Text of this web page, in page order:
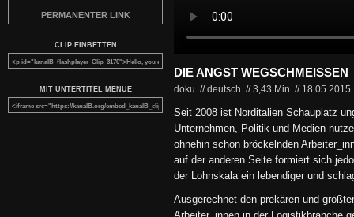
PERMANENTER LINK
CLIP EINBETTEN
MIT UNTERTITEL MENUE
DIE ANGST WEGSCHMEISSEN
doku // deutsch //3,43 Min // 18.05.2015
Seit 2008 ist Norditalien Schauplatz
Unternehmen, Politik und Medien
ohnehin schon bröckelnden
auf der anderen Seite formiert sich
der Lohnskala ein lebendiger und
Ausgerechnet den prekären und